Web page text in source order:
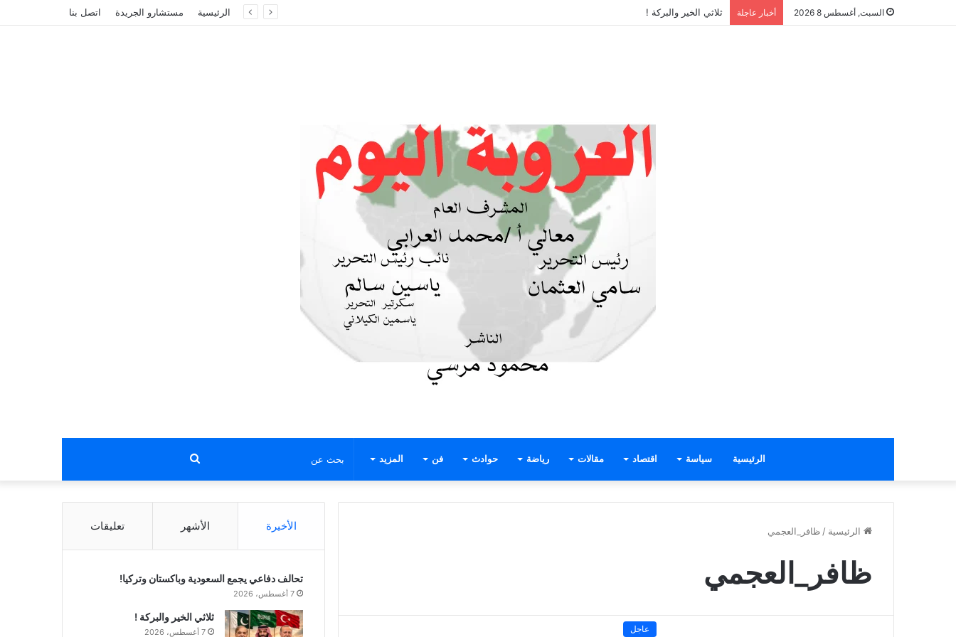
السبت, أغسطس 8 2026 أخبار عاجلة ثلاثي الخير والبركة ! الرئيسية مستشارو الجريدة اتصل بنا
الرئيسية سياسة اقتصاد مقالات رياضة حوادث فن المزيد بحث
عن
الرئيسية / ظافر_العجمي
ظافر_العجمي
عاجل
الأخيرة الأشهر تعليقات
تحالف دفاعي يجمع السعودية وباكستان وتركيا!
7 أغسطس، 2026
ثلاثي الخير والبركة !
7 أغسطس، 2026